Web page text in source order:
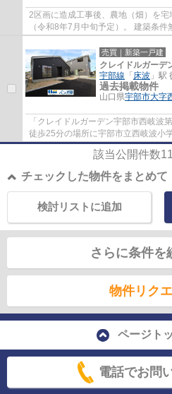
2区画に造成工事後、農地（畑）を
（令和8年7月中旬予定）。 建築条
側セットバック部分34.29㎡（持分1/
売買｜新築一戸建
クレイドルガーデ
宇部線 「 床波 」駅
過去掲載物件
山口県宇部市大字
「クレイドルガーデン宇部市西岐波
徒歩25分の場所に宇部市立西岐波小
つ方には、こちらの新築物件はいか
該当公開件数11
チェックした物件をまとめて
検討リストに追加
さらに条件を
物件リク
ページト
電話でお問